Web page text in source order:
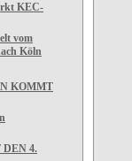
KEC-
vom
Köln
KOMMT
DEN 4.